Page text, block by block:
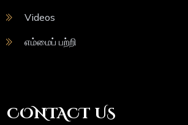
Videos
எம்மைப் பற்றி
CONTACT US